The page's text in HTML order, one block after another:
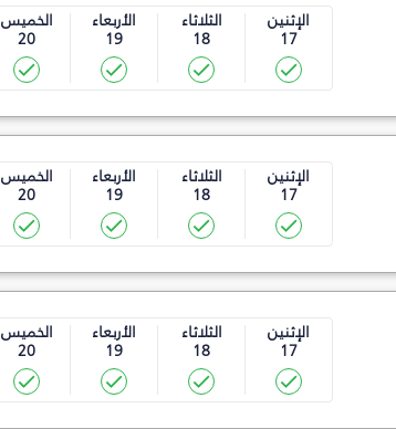
الإثنين
17
الثلاثاء
18
الأربعاء
19
الخميس
20
الإثنين
17
الثلاثاء
18
الأربعاء
19
الخميس
20
الإثنين
17
الثلاثاء
18
الأربعاء
19
الخميس
20